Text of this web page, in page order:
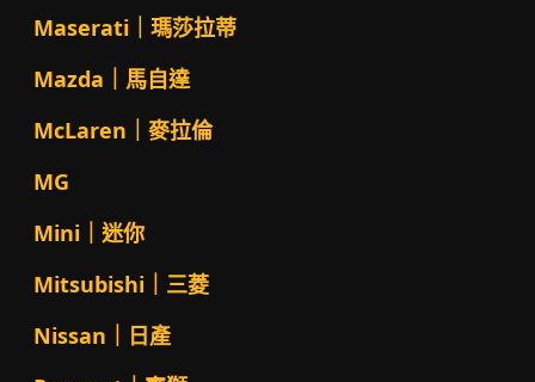
Maserati｜瑪莎拉蒂
Mazda｜馬自達
McLaren｜麥拉倫
MG
Mini｜迷你
Mitsubishi｜三菱
Nissan｜日產